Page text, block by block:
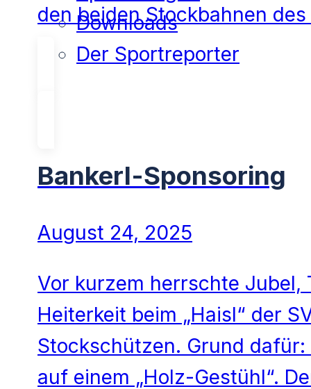
Downloads
Der Sportreporter
den beiden Stockbahnen
Bankerl-Sponsoring
August 24, 2025
Vor kurzem herrschte Jubel,
Heiterkeit beim „Haisl“ der
Stockschützen. Grund dafür:
auf einem „Holz-Gestühl“.